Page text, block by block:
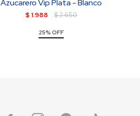
Azucarero Vip Plata - Blanco
$ 1.988 $2.650
25% OFF